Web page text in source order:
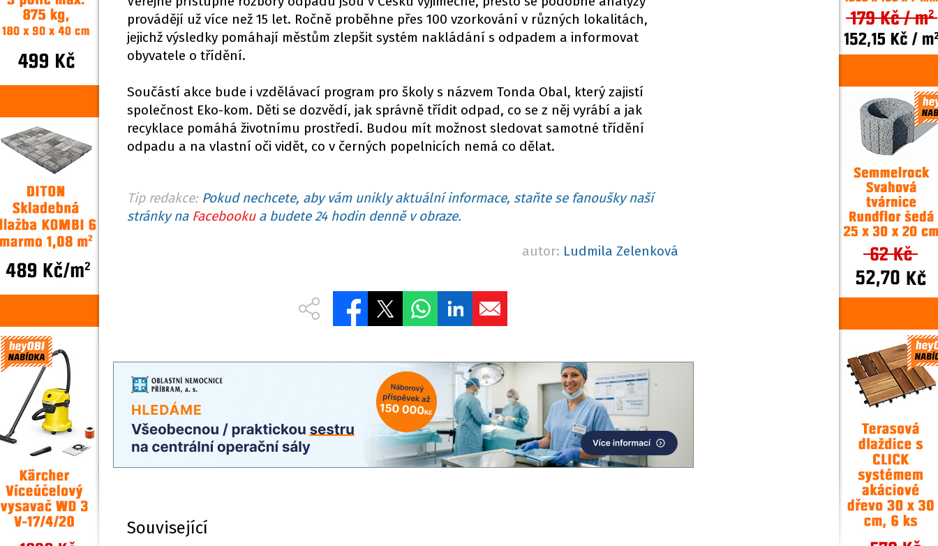
provádějí už více než 15 let. Ročně proběhne přes 100 vzorkování v různých lokalitách,
jejichž výsledky pomáhají městům zlepšit systém nakládání s odpadem a informovat
obyvatele o třídění.
Součástí akce bude i vzdělávací program pro školy s názvem Tonda Obal, který zajistí
společnost Eko-kom. Děti se dozvědí, jak správně třídit odpad, co se z něj vyrábí a jak
recyklace pomáhá životnímu prostředí. Budou mít možnost sledovat samotné třídění
odpadu a na vlastní oči vidět, co v černých popelnicích nemá co dělat.
Tip redakce: Pokud nechcete, aby vám unikly aktuální informace, staňte se fanoušky naší
stránky na Facebookua budete 24 hodin denně v obraze.
autor: Ludmila Zelenková
Související